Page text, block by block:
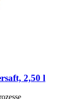
2,50 l